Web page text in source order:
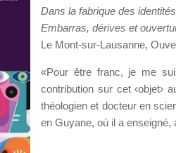
Dans la fabrique des identités
Embarras, dérives et
Le Mont-sur-Lausanne,
«Pour être franc, je me
contribution sur cet ‹objet›
théologien et docteur en
en Guyane, où il a